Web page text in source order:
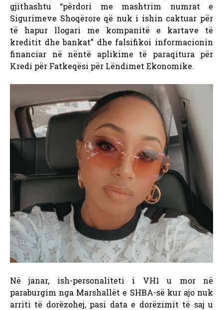
gjithashtu “përdori me mashtrim numrat e
Sigurimeve Shoqërore që nuk i ishin caktuar për
të hapur llogari me kompanitë e kartave të
kreditit dhe bankat” dhe falsifikoi informacionin
financiar në nëntë aplikime të paraqitura për
Kredi për Fatkeqësi për Lëndimet Ekonomike.
Në janar, ish-personaliteti i VH1 u mor në
paraburgim nga Marshallët e SHBA-së kur ajo nuk
arriti të dorëzohej, pasi data e dorëzimit të saj u